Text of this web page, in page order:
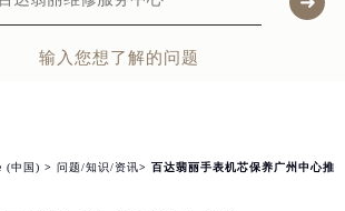
输入您想了解的问题
(中国) > 问题/知识/资讯> 百达翡丽手表机芯保养广州中心推